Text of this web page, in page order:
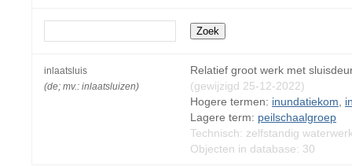
inlaatsluis
(de; mv.: inlaatsluizen)
Relatief groot werk met
(gewijzigd 25-12-2022)
Hogere termen: inundatiekom
Lagere term: peilschaalgroep
Technisch: zelfstandig
Objecten in database: 30